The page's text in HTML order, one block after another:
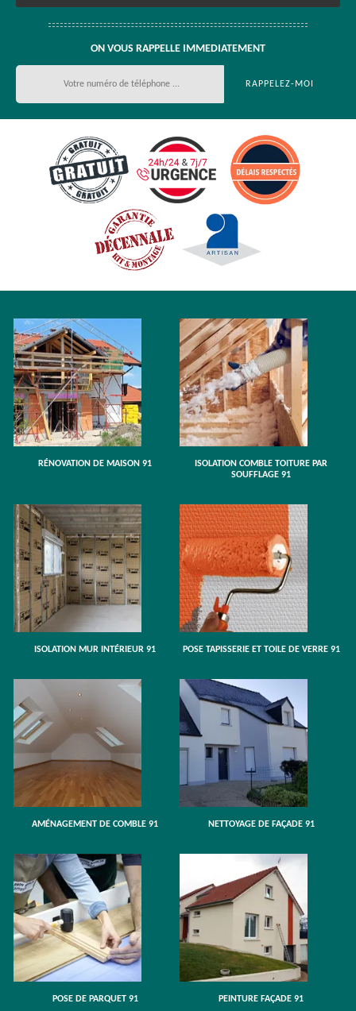
ON VOUS RAPPELLE IMMEDIATEMENT
RÉNOVATION DE MAISON 91
ISOLATION COMBLE TOITURE PAR
SOUFFLAGE 91
ISOLATION MUR INTÉRIEUR 91 POSE TAPISSERIE ET TOILE DE VERRE 91
AMÉNAGEMENT DE COMBLE 91 NETTOYAGE DE FAÇADE 91
POSE DE PARQUET 91 PEINTURE FAÇADE 91